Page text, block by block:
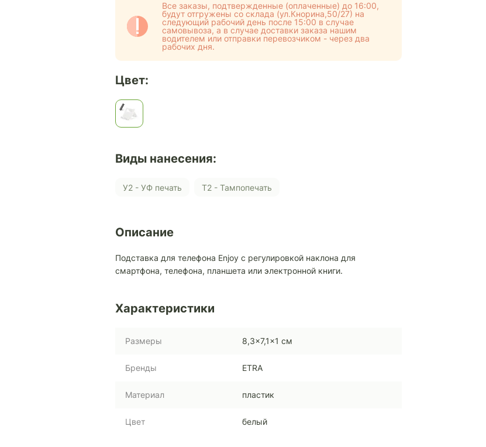
Все заказы, подтвержденные (оплаченные) до 16:00,
будут отгружены со склада (ул.Кнорина,50/27) на
следующий рабочий день после 15:00 в случае
самовывоза, а в случае доставки заказа нашим
водителем или отправки перевозчиком - через два
рабочих дня.
Цвет:
Виды нанесения:
У2 - УФ печать Т2 - Тампопечать
Описание
Подставка для телефона Enjoy с регулировкой наклона для
смартфона, телефона, планшета или электронной книги.
Характеристики
Размеры 8,3x7,1x1 см
Бренды ETRA
Материал пластик
Цвет белый